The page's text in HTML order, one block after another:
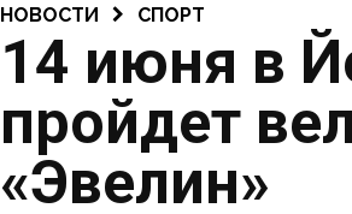
НОВОСТИ СПОРТ
14 июня в
пройдет
«Эвелин»